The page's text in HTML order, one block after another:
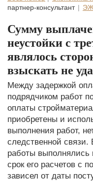
партнер-консультант
Сумму
неустойки с
являлось
взыскать не
Между задержкой
подрядчиком работ
оплаты
приобретены и
выполнения работ,
следственной связи.
работы
срок его расчетов с
зависел от даты